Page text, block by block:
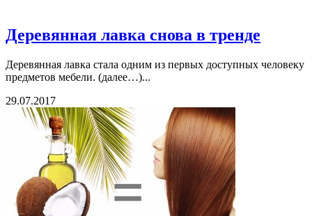
Деревянная лавка снова в тренде
Деревянная лавка стала одним из первых доступных человеку
предметов мебели. (далее…)...
29.07.2017